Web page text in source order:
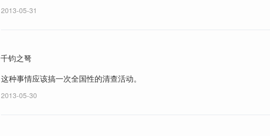
2013-05-31
千钧之弩
这种事情应该搞一次全国性的清查活动。
2013-05-30